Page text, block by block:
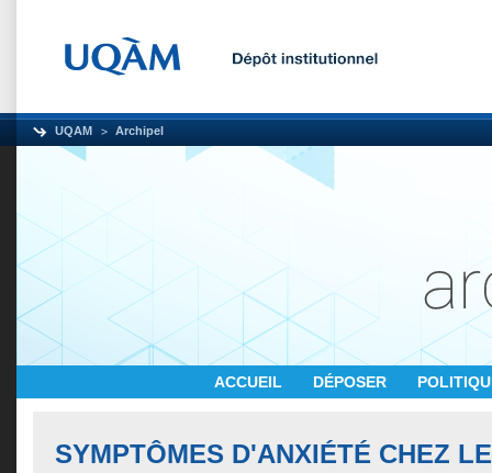
UQAM Archipel
ACCUEIL DÉPOSER
SYMPTÔMES D'ANXIÉTÉ CHEZ